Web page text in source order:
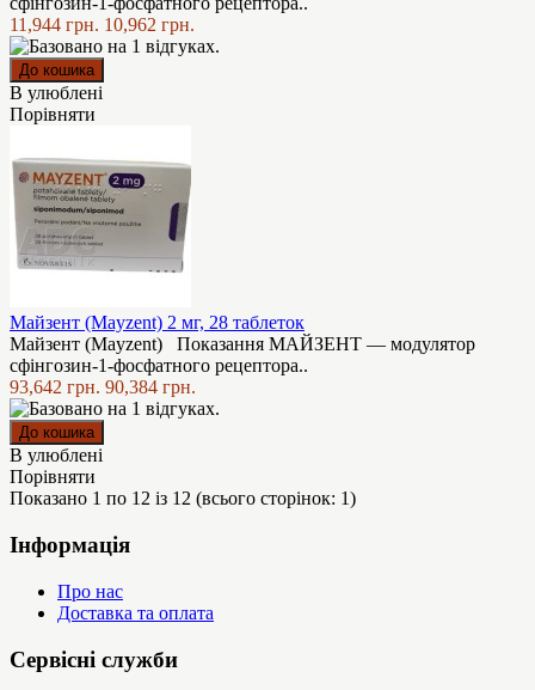
11,944 грн. 10,962 грн.
В улюблені
Порівняти
Майзент (Mayzent) 2 мг, 28 таблеток
Майзент (Mayzent) Показання МАЙЗЕНТ — модулятор
сфінгозин-1-фосфатного рецептора..
93,642 грн. 90,384 грн.
В улюблені
Порівняти
Показано 1 по 12 із 12 (всього сторінок: 1)
Інформація
Про нас
Доставка та оплата
Сервісні служби